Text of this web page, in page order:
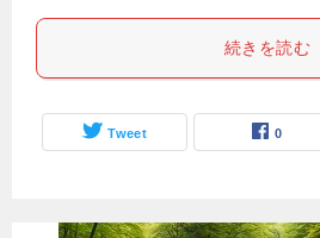
続きを読む
Tweet 0